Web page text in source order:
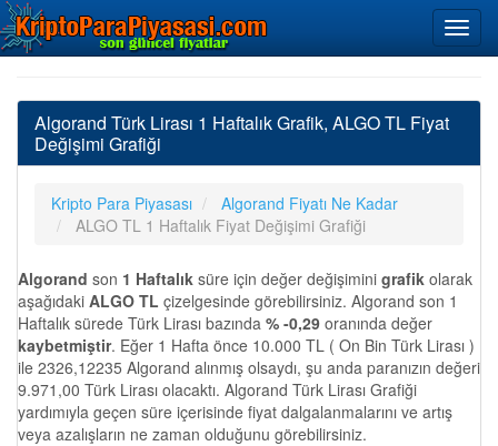
Algorand Türk Lirası 1 Haftalık Grafik, ALGO TL Fiyat
Değişimi Grafiği
Kripto Para Piyasası
Algorand Fiyatı Ne Kadar
ALGO TL 1 Haftalık Fiyat Değişimi Grafiği
Algorand son 1 Haftalık süre için değer değişimini grafik olarak
aşağıdaki ALGO TL çizelgesinde görebilirsiniz. Algorand son 1
Haftalık sürede Türk Lirası bazında % -0,29 oranında değer
kaybetmiştir. Eğer 1 Hafta önce 10.000 TL ( On Bin Türk Lirası )
ile 2326,12235 Algorand alınmış olsaydı, şu anda paranızın değeri
9.971,00 Türk Lirası olacaktı. Algorand Türk Lirası Grafiği
yardımıyla geçen süre içerisinde fiyat dalgalanmalarını ve artış
veya azalışların ne zaman olduğunu görebilirsiniz.